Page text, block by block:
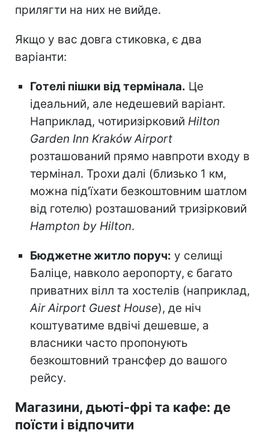
прилягти на них не вийде.
Якщо у вас довга стиковка, є два
варіанти:
Готелі пішки від термінала. Це
ідеальний, але недешевий варіант.
Наприклад, чотиризірковий Hilton
Garden Inn Kraków Airport
розташований прямо навпроти входу в
термінал. Трохи далі (близько 1 км,
можна під'їхати безкоштовним шатлом
від готелю) розташований тризірковий
Hampton by Hilton.
Бюджетне житло поруч: у селищі
Баліце, навколо аеропорту, є багато
приватних вілл та хостелів (наприклад,
Air Airport Guest House), де ніч
коштуватиме вдвічі дешевше, а
власники часто пропонують
безкоштовний трансфер до вашого
рейсу.
Магазини, дьюті-фрі та кафе: де
поїсти і відпочити